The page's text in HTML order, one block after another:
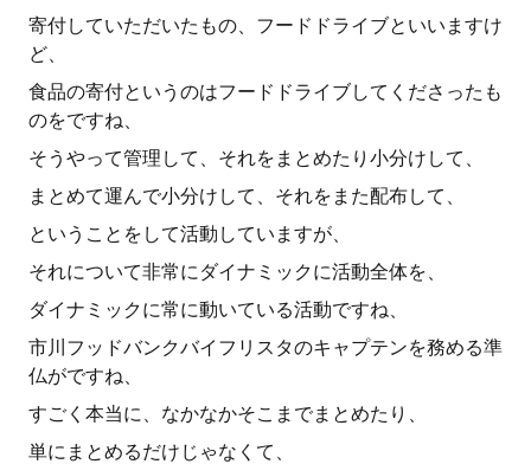
寄付していただいたもの、フードドライブといいますけ
ど、
食品の寄付というのはフードドライブしてくださったも
のをですね、
そうやって管理して、それをまとめたり小分けして、
まとめて運んで小分けして、それをまた配布して、
ということをして活動していますが、
それについて非常にダイナミックに活動全体を、
ダイナミックに常に動いている活動ですね、
市川フッドバンクバイフリスタのキャプテンを務める準
仏がですね、
すごく本当に、なかなかそこまでまとめたり、
単にまとめるだけじゃなくて、